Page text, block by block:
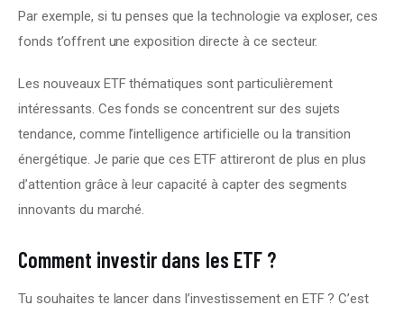
Par exemple, si tu penses que la technologie va exploser, ces
fonds t’offrent une exposition directe à ce secteur.
Les nouveaux ETF thématiques sont particulièrement
intéressants. Ces fonds se concentrent sur des sujets
tendance, comme l’intelligence artificielle ou la transition
énergétique. Je parie que ces ETF attireront de plus en plus
d’attention grâce à leur capacité à capter des segments
innovants du marché.
Comment investir dans les ETF ?
Tu souhaites te lancer dans l’investissement en ETF ? C’est